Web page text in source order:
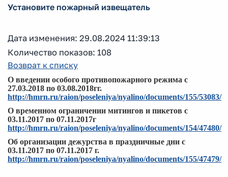
Установите пожарный извещатель
Дата изменения: 29.08.2024 11:39:13
Количество показов: 108
Возврат к списку
О введении особого противопожарного режима с
27.03.2018 по 03.08.2018гг.
http://hmrn.ru/raion/poseleniya/nyalino/documents/155/53083/
О временном ограничении митингов и пикетов с
03.11.2017 по 07.11.2017г
http://hmrn.ru/raion/poseleniya/nyalino/documents/154/47480/
Об организации дежурства в праздничные дни с
03.11.2017 по 07.11.2017 г.
http://hmrn.ru/raion/poseleniya/nyalino/documents/155/47479/